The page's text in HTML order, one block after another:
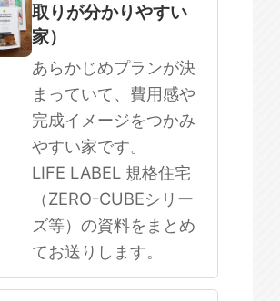
も決まっていない
取りが分かりやすい
家）
あらかじめプランが決
まっていて、費用感や
完成イメージをつかみ
やすい家です。
LIFE LABEL 規格住宅
（ZERO-CUBEシリー
ズ等）の資料をまとめ
てお送りします。